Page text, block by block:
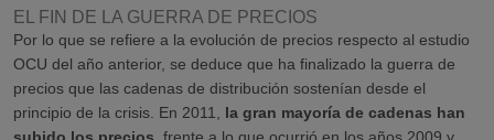
EL FIN DE LA GUERRA DE PRECIOS
Por lo que se refiere a la evolución de precios respecto al estudio
OCU del año anterior, se deduce que ha finalizado la guerra de
precios que las cadenas de distribución sostenían desde el
principio de la crisis. En 2011, la gran mayoría de cadenas han